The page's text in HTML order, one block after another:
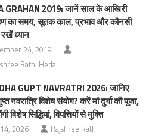
GRAHAN 2019: जानें साल के आखिरी
का समय, सूतक काल, प्रभाव और कौनसी
रखें ध्यान
24, 2019
Rathi Heda
GUPT NAVRATRI 2026: जानिए
नवरात्रि विशेष संयोग? करें मां दुर्गा की पूजा,
विशेष सिद्धियां, विपत्तियों से मुक्ति
2026 Rajshree Rathi